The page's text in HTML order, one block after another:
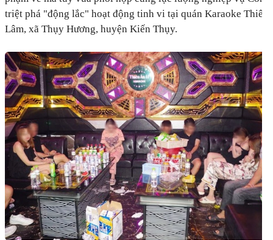
triệt phá "động lắc" hoạt động tinh vi tại quán Karaoke Thiên
Lâm, xã Thụy Hương, huyện Kiến Thụy.